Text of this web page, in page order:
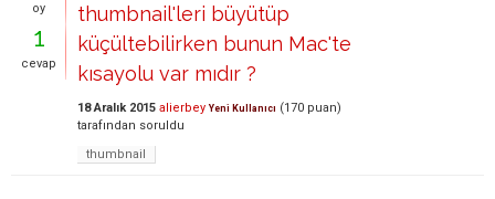
oy
1
cevap
thumbnail'leri büyütüp
küçültebilirken bunun Mac'te
kısayolu var mıdır ?
18 Aralık 2015 alierbey Yeni Kullanıcı (170 puan)
tarafından soruldu
thumbnail